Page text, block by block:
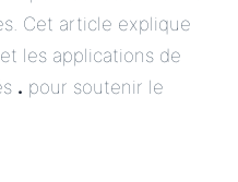
Cet article explique
les applications de
. pour soutenir le